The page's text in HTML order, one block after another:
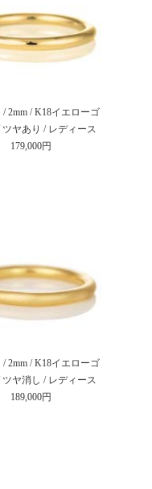
/ 2mm / K18イエローゴ
ツヤあり / レディース
179,000円
/ 2mm / K18イエローゴ
ツヤ消し / レディース
189,000円